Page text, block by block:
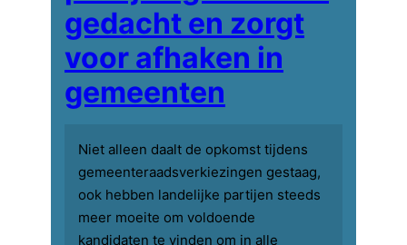
gedacht en zorgt
voor afhaken in
gemeenten
Niet alleen daalt de opkomst tijdens
gemeenteraadsverkiezingen gestaag,
ook hebben landelijke partijen steeds
meer moeite om voldoende
kandidaten te vinden om in alle